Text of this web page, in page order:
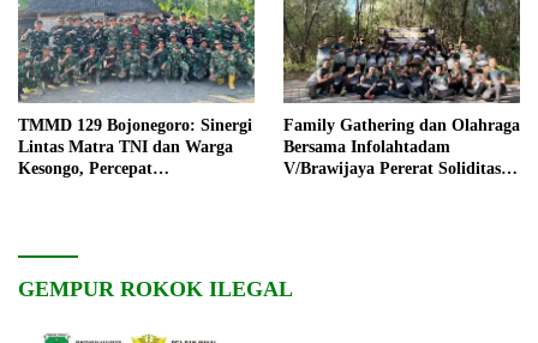
TMMD 129 Bojonegoro: Sinergi
Lintas Matra TNI dan Warga
Kesongo, Percepat
Family Gathering dan Olahraga
Bersama Infolahtadam
V/Brawijaya Pererat Soliditas
GEMPUR ROKOK ILEGAL